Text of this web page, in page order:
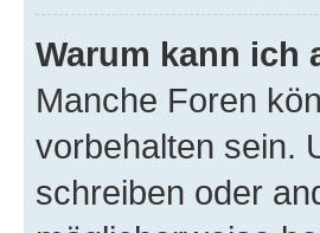
Warum kann ich
Manche Foren
vorbehalten sein.
schreiben oder